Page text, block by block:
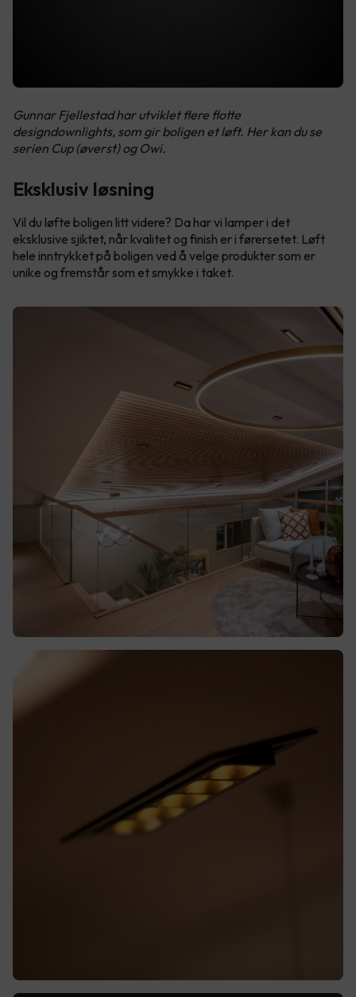
Gunnar Fjellestad har utviklet flere flotte
designdownlights, som gir boligen et løft. Her kan du se
serien Cup (øverst) og Owi.
Eksklusiv løsning
Vil du løfte boligen litt videre? Da har vi lamper i det
eksklusive sjiktet, når kvalitet og finish er i førersetet. Løft
hele inntrykket på boligen ved å velge produkter som er
unike og fremstår som et smykke i taket.